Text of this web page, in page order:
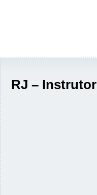
RJ –